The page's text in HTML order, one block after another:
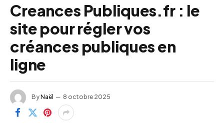
Creances Publiques.fr : le
site pour régler vos
créances publiques en
ligne
ByNaël 8 octobre 2025